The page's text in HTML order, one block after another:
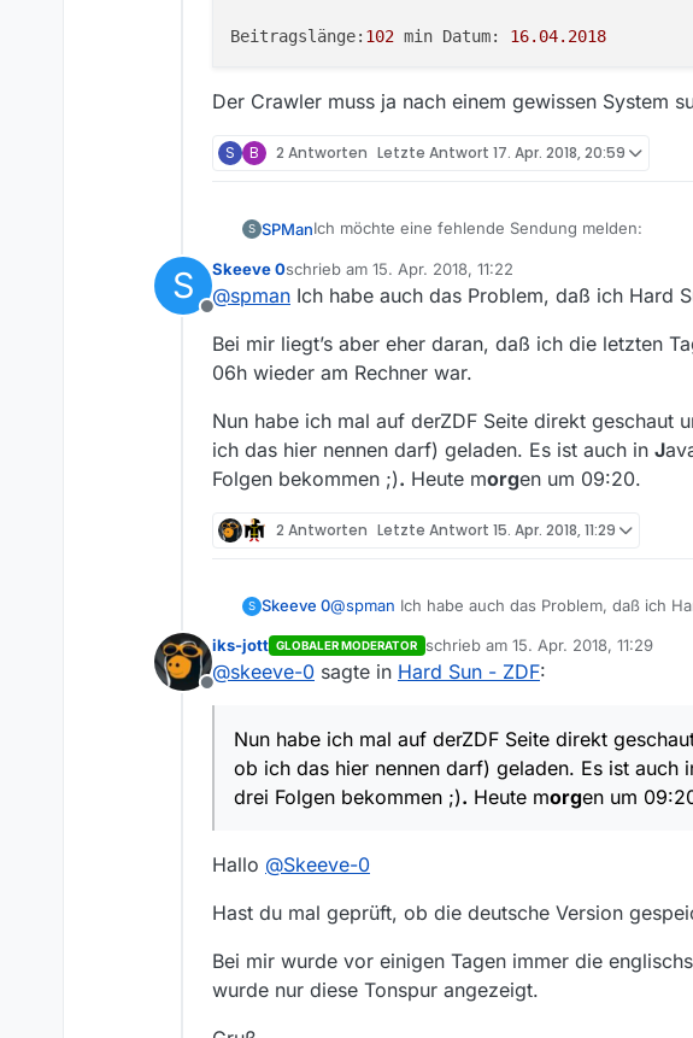
Beitragslänge: 102 min Datum: 16.04.2018
Der Crawler muss ja nach einem gewissen System
S B 2 Antworten Letzte Antwort 17. Apr. 2018, 20:59
S SPManIch möchte eine fehlende Sendung melden:
Sender: ZDF
Folge:1-3 (komplett)
Die Folgen sind von 22h-6h verfügbar. Trotz
Programm auf. Auf der Webseite des ZDF kann
Link zur Sendung in der Mediathek:
https://www.zdf.de/serien/hardsun
Windows 10
S
Offline
Skeeve 0schrieb am 15. Apr. 2018, 11:22
zuletzt editiert von
@spman Ich habe auch das Problem, daß ich Hard
Bei mir liegt’s aber eher daran, daß ich die letzten
06h wieder am Rechner war.
Nun habe ich mal auf derZDF Seite direkt geschaut
ich das hier nennen darf) geladen. Es ist auch in J
Folgen bekommen ;). Heute morgen um 09:20.
2 Antworten Letzte Antwort 15. Apr. 2018, 11:29
S Skeeve 0@spman Ich habe auch das Problem, daß ich
Bei mir liegt’s aber eher daran, daß ich die
wieder am Rechner war.
;).Heute morgen um 09:20.
Offline
iks-jott GLOBALER MODERATOR schrieb am 15. Apr. 2018, 11:29
zuletzt editiert von
@skeeve-0 sagte in Hard Sun - ZDF:
Nun habe ich mal auf derZDF Seite direkt
ob ich das hier nennen darf) geladen. Es ist auch
drei Folgen bekommen ;). Heute morgen um
Hallo @Skeeve-0
Hast du mal geprüft, ob die deutsche Version
Bei mir wurde vor einigen Tagen immer die
wurde nur diese Tonspur angezeigt.